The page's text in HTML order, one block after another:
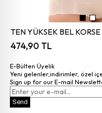
TEN YÜKSEK BEL
474,90 TL
E-Bülten Üyelik
Yeni gelenler,indirimler, özel
Sign up for our E-mail
Send